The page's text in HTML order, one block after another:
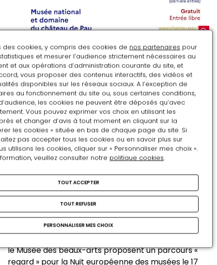
Août
LU MA ME JE VE SA DI
27 28 29 30 31 1 2
3 4 5 6 7 8 9
10 11 12 13 14 15 16
17 18 19 20 21 22 23
26 27
31 1 2 3 4 5 6
Regard
le Musée des beaux-arts proposent un parcours «
regard » pour la Nuit européenne des musées le 17
des cookies, y compris des cookies de nos partenaires pour
et mesurer l’audience strictement nécessaires au
et aux opérations d’administration courante du site, et
vous proposer des contenus interactifs, des vidéos et
disponibles sur les réseaux sociaux. A l’exception de
au fonctionnement du site ou, sous certaines conditions,
les cookies ne peuvent être déposés qu’avec
Vous pouvez exprimer vos choix en utilisant les
et changer d’avis à tout moment en cliquant sur la
les cookies » située en bas de chaque page du site. Si
pas accepter tous les cookies ou en savoir plus sur
utilisons les cookies, cliquer sur « Personnaliser mes choix ».
veuillez consulter notre politique cookies.
TOUT ACCEPTER
TOUT REFUSER
PERSONNALISER MES CHOIX